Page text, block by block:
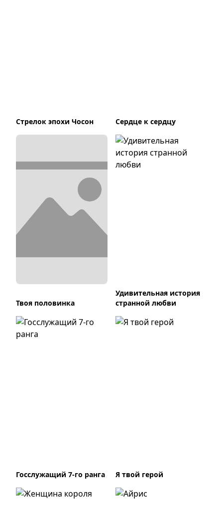
Стрелок эпохи Чосон Сердце к сердцу
Твоя половинка
Удивительная история
странной любви
Госслужащий 7-го ранга Я твой герой